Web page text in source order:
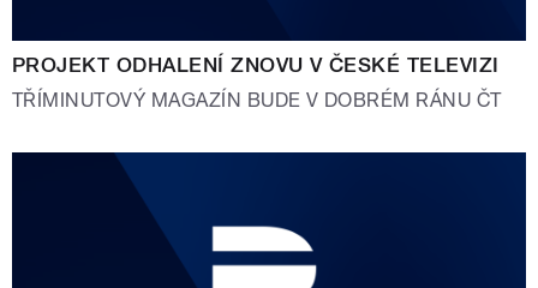
PROJEKT ODHALENÍ ZNOVU V ČESKÉ TELEVIZI
TŘÍMINUTOVÝ MAGAZÍN BUDE V DOBRÉM RÁNU ČT